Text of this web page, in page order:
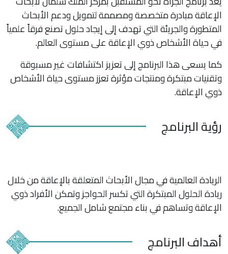
الإعاقة مبادرة متخصصة ومصممة لتمويل ودعم الأبحاث
المتطورة والجريئة التي تهدف إلى إيجاد حلول تصنع فرقاً علمياً
في حياة الأشخاص ذوي الإعاقة على مستوى العالم.
كما يسعى هذا البرنامج إلى تعزيز اكتشافات غير مسبوقة
وتقنيات مبتكرة ومنتجات مؤثرة تعزز مستوى حياة الأشخاص
ذوي الإعاقة.
رؤية البرنامج
الريادة العالمية في مجال الأبحاث المتعلقة بالإعاقة من خلال
ريادة الحلول المبتكرة التي تكسر الحواجز وتمكن الأفراد ذوي
الإعاقة وتساهم في بناء مجتمع شامل الجميع.
أهداف البرنامج